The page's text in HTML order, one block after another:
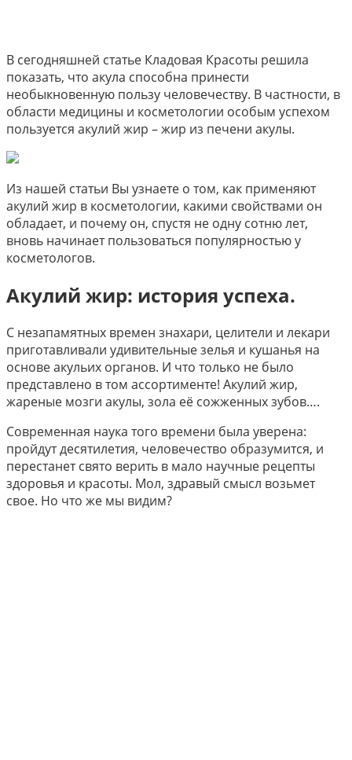
В сегодняшней статье Кладовая Красоты решила
показать, что акула способна принести
необыкновенную пользу человечеству. В частности, в
области медицины и косметологии особым успехом
пользуется акулий жир – жир из печени акулы.
Из нашей статьи Вы узнаете о том, как применяют
акулий жир в косметологии, какими свойствами он
обладает, и почему он, спустя не одну сотню лет,
вновь начинает пользоваться популярностью у
косметологов.
Акулий жир: история успеха.
С незапамятных времен знахари, целители и лекари
приготавливали удивительные зелья и кушанья на
основе акульих органов. И что только не было
представлено в том ассортименте! Акулий жир,
жареные мозги акулы, зола её сожженных зубов….
Современная наука того времени была уверена:
пройдут десятилетия, человечество образумится, и
перестанет свято верить в мало научные рецепты
здоровья и красоты. Мол, здравый смысл возьмет
свое. Но что же мы видим?